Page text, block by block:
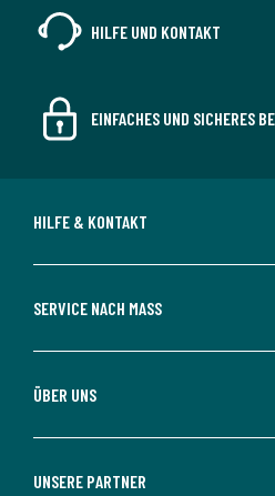
HILFE UND KONTAKT
EINFACHES UND SICHERES
HILFE & KONTAKT
SERVICE NACH MASS
ÜBER UNS
UNSERE PARTNER